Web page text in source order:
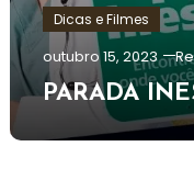
Dicas e Filmes
outubro 15, 2023
PARADA